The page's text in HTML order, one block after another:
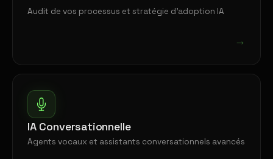
Audit de vos processus et stratégie d'adoption IA
→
IA Conversationnelle
Agents vocaux et assistants conversationnels avancés